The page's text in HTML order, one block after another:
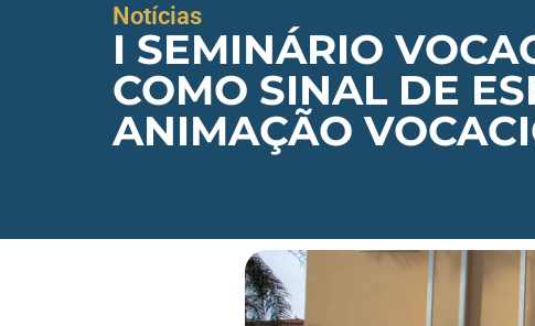
Notícias
I SEMINÁRIO
COMO SINAL DE
ANIMAÇÃO